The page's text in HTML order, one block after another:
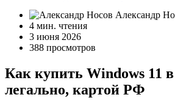
Александр
4 мин. чтения
3 июня 2026
388 просмотров
Как купить Windows 11
легально, картой РФ